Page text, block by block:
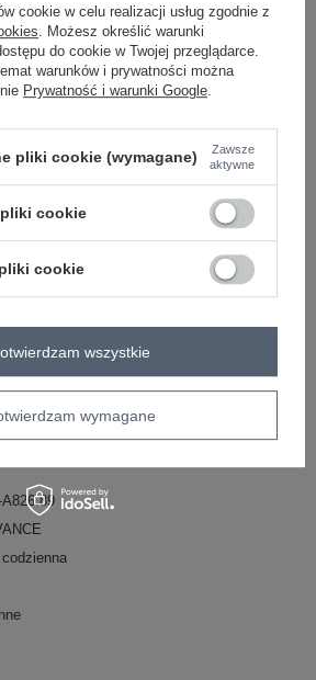
size 5906694056536 -
wszystkie kolory (+2)
SIĘ I ZOBACZ CENĘ
pomożemy.
740 Zadaj pytanie
A826.89
cookie w celu realizacji usług zgodnie z
. Możesz określić warunki
do cookie w Twojej przeglądarce.
warunków i prywatności można
Prywatność i warunki Google.
pliki cookie (wymagane)
Zawsze
aktywne
cookie
cookie
wymagane
wszystkie